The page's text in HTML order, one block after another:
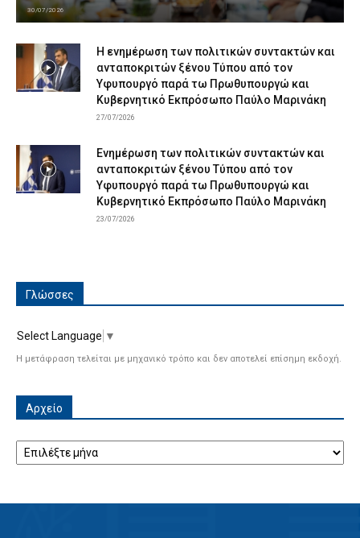
30/07/2026
Η ενημέρωση των πολιτικών συντακτών και
ανταποκριτών ξένου Τύπου από τον
Υφυπουργό παρά τω Πρωθυπουργώ και
Κυβερνητικό Εκπρόσωπο Παύλο Μαρινάκη
27/07/2026
Ενημέρωση των πολιτικών συντακτών και
ανταποκριτών ξένου Τύπου από τον
Υφυπουργό παρά τω Πρωθυπουργώ και
Κυβερνητικό Εκπρόσωπο Παύλο Μαρινάκη
23/07/2026
Γλώσσες
Select Language ▼
Η μετάφραση τελείται με μηχανικό τρόπο και δεν αποτελεί επίσημη εκδοχή.
Αρχείο